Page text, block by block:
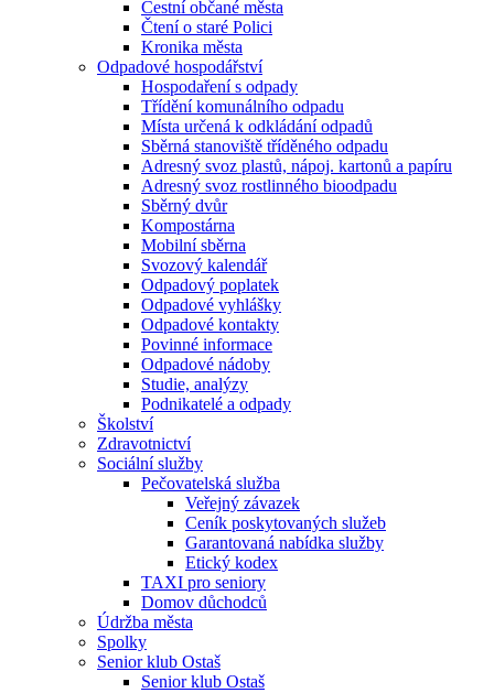
Čestní občané města
Čtení o staré Polici
Kronika města
Odpadové hospodářství
Hospodaření s odpady
Třídění komunálního odpadu
Místa určená k odkládání odpadů
Sběrná stanoviště tříděného odpadu
Adresný svoz plastů, nápoj. kartonů a papíru
Adresný svoz rostlinného bioodpadu
Sběrný dvůr
Kompostárna
Mobilní sběrna
Svozový kalendář
Odpadový poplatek
Odpadové vyhlášky
Odpadové kontakty
Povinné informace
Odpadové nádoby
Studie, analýzy
Podnikatelé a odpady
Školství
Zdravotnictví
Sociální služby
Pečovatelská služba
Veřejný závazek
Ceník poskytovaných služeb
Garantovaná nabídka služby
Etický kodex
TAXI pro seniory
Domov důchodců
Údržba města
Spolky
Senior klub Ostaš
Senior klub Ostaš